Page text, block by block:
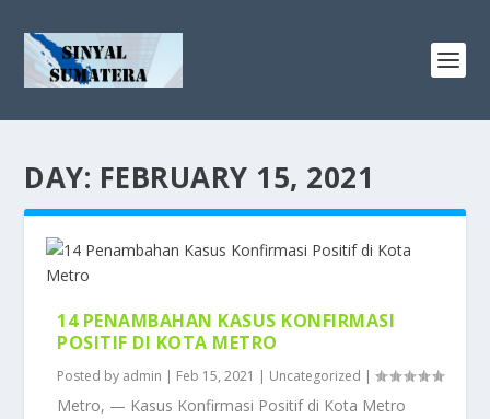
DAY: FEBRUARY 15, 2021
14 PENAMBAHAN KASUS KONFIRMASI
POSITIF DI KOTA METRO
Posted by admin | Feb 15, 2021 | Uncategorized |
Metro, — Kasus Konfirmasi Positif di Kota Metro